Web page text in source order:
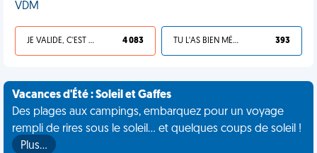
VDM
JE VALIDE, C'EST UNE VDM 4 083 TU L'AS BIEN MÉRITÉ 393
Vacances d'Été : Soleil et Gaffes
Des plages aux campings, embarquez pour un voyage
rempli de rires sous le soleil... et quelques coups de soleil !
Plus…